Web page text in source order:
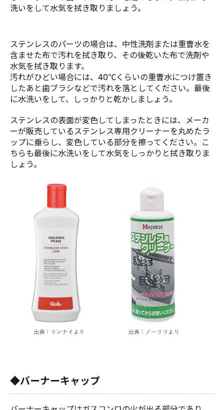
洗いをして水気を拭き取りましょう。
ステンレスのパーツの場合は、中性洗剤または重曹水を
含ませた布で汚れを拭き取り、その後乾いた布で洗剤や
水気を拭き取ります。
汚れがひどい場合には、40℃くらいの重曹水につけ置き
したあと歯ブラシなどで汚れを落としてください。最後
に水洗いをして、しっかりと乾かしましょう。
ステンレスの表面が変色してしまったときには、メーカ
ーが販売しているステンレス専用クリーナーを丸めたラ
ップに垂らし、変色している部分を擦ってください。こ
ちらも最後に水洗いをして水気をしっかりと拭き取りま
しょう。
◆バーナーキャップ